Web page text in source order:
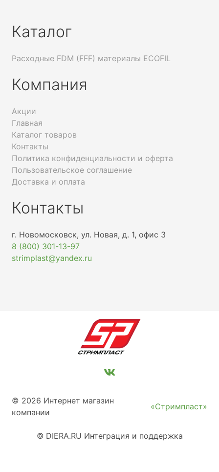
Каталог
Расходные FDM (FFF) материалы ECOFIL
Компания
Акции
Главная
Каталог товаров
Контакты
Политика конфиденциальности и оферта
Пользовательское соглашение
Доставка и оплата
Контакты
г. Новомосковск, ул. Новая, д. 1, офис 3
8 (800) 301-13-97
strimplast@yandex.ru
© 2026 Интернет магазин
компании
«Стримпласт»
© DIERA.RU Интеграция и поддержка